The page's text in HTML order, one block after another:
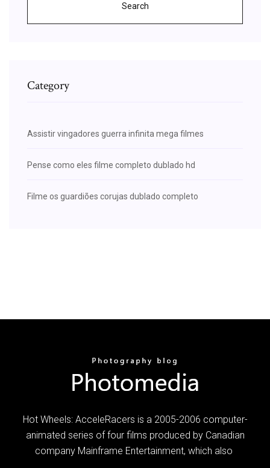
Search
Category
Assistir vingadores guerra infinita mega filmes
Pense como eles filme completo dublado hd
Filme os guardiões corujas dublado completo
Hot Wheels: AcceleRacers is a 2005-2006 computer-
animated series of four films produced by Canadian
company Mainframe Entertainment, which also